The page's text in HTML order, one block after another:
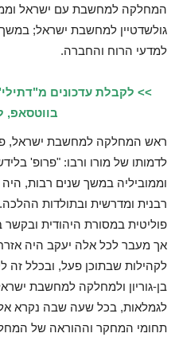
המחלקה למחשבת עם ישראל
גולשדטיין למחשבת ישראל; במשך
למדעי הרוח והחברה.
>> לקבלת עדכונים
בווטסאפ,
ראש המחלקה למחשבת ישראל,
לדמותו של מורו ורבו: "פרופ'
וממוביליה במשך שנים רבות,
רבנית ומדרשית ובתולדות ההלכה.
פוליטית במסורת היהודית ובקשר
אך מעבר לכל אלה יעקב היה
לקהילות שבתוכן פעל, ובכלל זה
בן-גוריון ולמחלקה למחשבת
לגמלאות, בכל שעה שבה נקרא אל
תחומי המחקר וההוראה של